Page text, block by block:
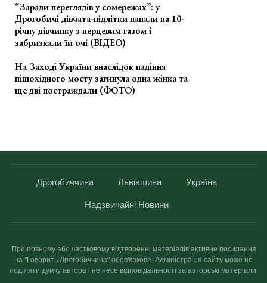
“Заради переглядів у сомережах”: у
Дрогобичі дівчата-підлітки напали на 10-
річну дівчинку з перцевим газом і
забризкали їй очі (ВІДЕО)
На Заході України внаслідок падіння
пішохідного мосту загинула одна жінка та
ще дві постраждали (ФОТО)
Дрогобиччина Львівщина Україна
Надзвичайні Новини
При повному або частковому відтворенні матеріалів активне посилання
на "Говорить Дрогобиччина" обов'язкове. Адміністрація сайту може не
поділяти думку автора і не несе відповідальності за авторські матеріали.